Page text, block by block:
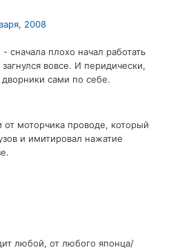
2008
сначала плохо начал работать
вовсе. И перидически,
дворники сами по себе.
моторчика проводе, который
и имитировал нажатие
любой, от любого японца/